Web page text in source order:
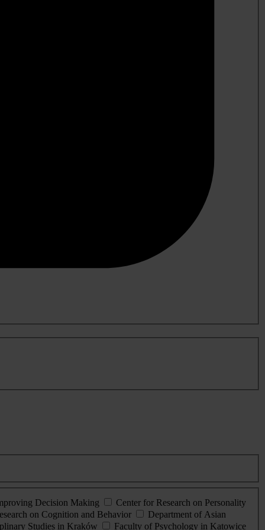
Decision Making
Center for Research on Personality
on Cognition and Behavior
Department of Asian
Studies in Kraków
Faculty of Psychology in Katowice